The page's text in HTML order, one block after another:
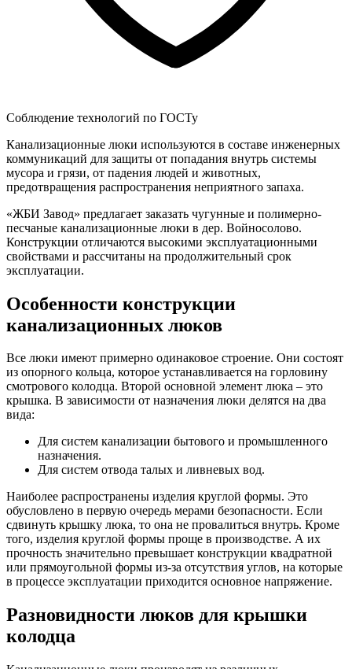
Соблюдение технологий по ГОСТу
Канализационные люки используются в составе инженерных
коммуникаций для защиты от попадания внутрь системы
мусора и грязи, от падения людей и животных,
предотвращения распространения неприятного запаха.
«ЖБИ Завод» предлагает заказать чугунные и полимерно-
песчаные канализационные люки в дер. Войносолово.
Конструкции отличаются высокими эксплуатационными
свойствами и рассчитаны на продолжительный срок
эксплуатации.
Особенности конструкции
канализационных люков
Все люки имеют примерно одинаковое строение. Они состоят
из опорного кольца, которое устанавливается на горловину
смотрового колодца. Второй основной элемент люка – это
крышка. В зависимости от назначения люки делятся на два
вида:
Для систем канализации бытового и промышленного
назначения.
Для систем отвода талых и ливневых вод.
Наиболее распространены изделия круглой формы. Это
обусловлено в первую очередь мерами безопасности. Если
сдвинуть крышку люка, то она не провалиться внутрь. Кроме
того, изделия круглой формы проще в производстве. А их
прочность значительно превышает конструкции квадратной
или прямоугольной формы из-за отсутствия углов, на которые
в процессе эксплуатации приходится основное напряжение.
Разновидности люков для крышки
колодца